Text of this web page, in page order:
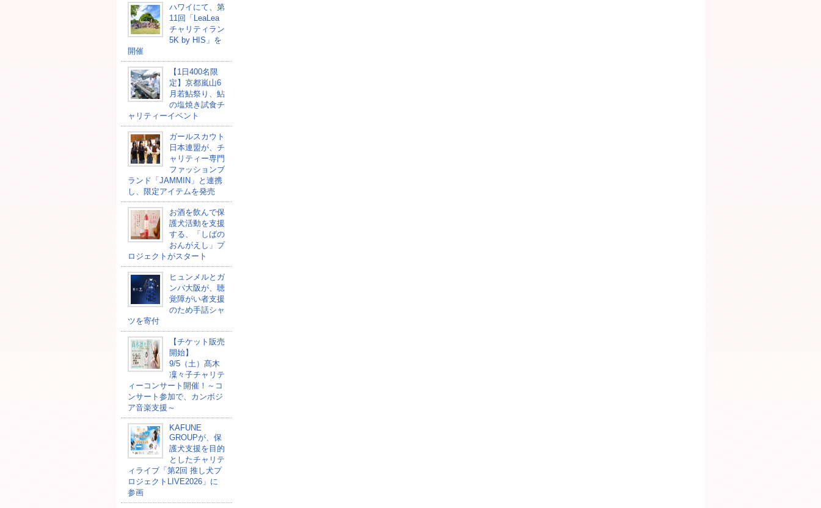
ハワイにて、第
11回「LeaLea
チャリティラン
5K by HIS」を
開催
【1日400名限
定】京都嵐山6
月若鮎祭り、鮎
の塩焼き試食チ
ャリティーイベント
ガールスカウト
日本連盟が、チ
ャリティー専門
ファッションブ
ランド「JAMMIN」と連携
し、限定アイテムを発売
お酒を飲んで保
護犬活動を支援
する、「しばの
おんがえし」プ
ロジェクトがスタート
ヒュンメルとガ
ンバ大阪が、聴
覚障がい者支援
のため手話シャ
ツを寄付
【チケット販売
開始】
9/5（土）髙木
凜々子チャリテ
ィーコンサート開催！～コ
ンサート参加で、カンボジ
ア音楽支援～
KAFUNE
GROUPが、保
護犬支援を目的
としたチャリテ
ィライブ「第2回 推し犬プ
ロジェクトLIVE2026」に
参画